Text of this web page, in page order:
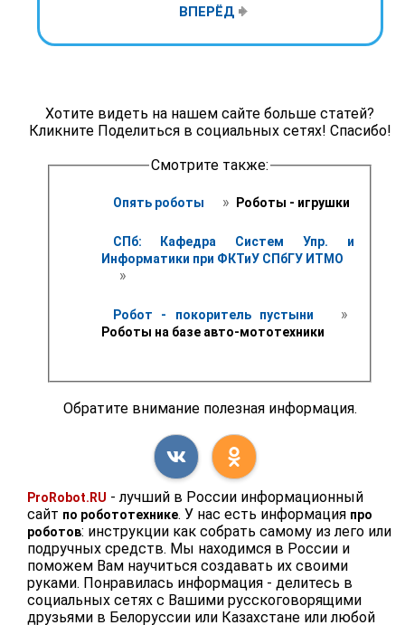
ВПЕРЁД
Хотите видеть на нашем сайте больше статей?
Кликните Поделиться в социальных сетях! Спасибо!
Смотрите также:
Опять роботы » Роботы - игрушки
СПб: Кафедра Систем Упр. и
Информатики при ФКТиУ СПбГУ ИТМО
»
Робот - покоритель пустыни »
Роботы на базе авто-мототехники
Обратите внимание полезная информация.
ProRobot.RU - лучший в России информационный
сайт по робототехнике. У нас есть информация про
роботов: инструкции как собрать самому из лего или
подручных средств. Мы находимся в России и
поможем Вам научиться создавать их своими
руками. Понравилась информация - делитесь в
социальных сетях с Вашими русскоговорящими
друзьями в Белоруссии или Казахстане или любой